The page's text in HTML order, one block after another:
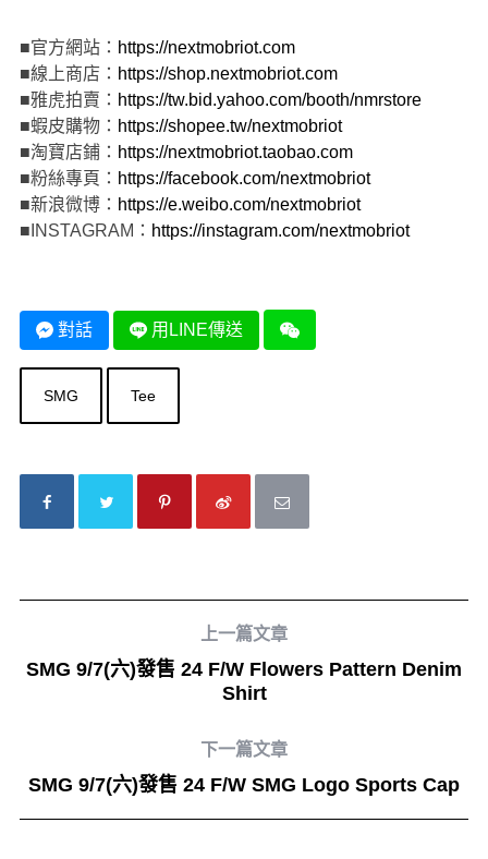
■官方網站： https://nextmobriot.com
■線上商店： https://shop.nextmobriot.com
■雅虎拍賣： https://tw.bid.yahoo.com/booth/nmrstore
■蝦皮購物： https://shopee.tw/nextmobriot
■淘寶店鋪： https://nextmobriot.taobao.com
■粉絲專頁： https://facebook.com/nextmobriot
■新浪微博： https://e.weibo.com/nextmobriot
■INSTAGRAM： https://instagram.com/nextmobriot
對話 用LINE傳送
SMG Tee
上一篇文章
SMG 9/7(六)發售 24 F/W Flowers Pattern Denim
Shirt
下一篇文章
SMG 9/7(六)發售 24 F/W SMG Logo Sports Cap